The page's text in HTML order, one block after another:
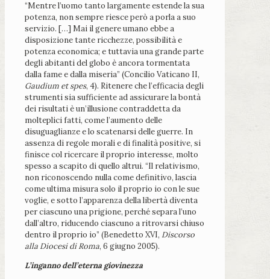
“Mentre l’uomo tanto largamente estende la sua
potenza, non sempre riesce però a porla a suo
servizio. […] Mai il genere umano ebbe a
disposizione tante ricchezze, possibilità e
potenza economica; e tuttavia una grande parte
degli abitanti del globo è ancora tormentata
dalla fame e dalla miseria” (Concilio Vaticano II,
Gaudium et spes, 4). Ritenere che l’efficacia degli
strumenti sia sufficiente ad assicurare la bontà
dei risultati è un’illusione contraddetta da
molteplici fatti, come l’aumento delle
disuguaglianze e lo scatenarsi delle guerre. In
assenza di regole morali e di finalità positive, si
finisce col ricercare il proprio interesse, molto
spesso a scapito di quello altrui. “Il relativismo,
non riconoscendo nulla come definitivo, lascia
come ultima misura solo il proprio io con le sue
voglie, e sotto l’apparenza della libertà diventa
per ciascuno una prigione, perché separa l’uno
dall’altro, riducendo ciascuno a ritrovarsi chiuso
dentro il proprio io” (Benedetto XVI, Discorso
alla Diocesi di Roma, 6 giugno 2005).
L’inganno dell’eterna giovinezza